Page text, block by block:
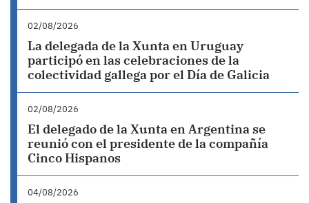
02/08/2026
La delegada de la Xunta en Uruguay
participó en las celebraciones de la
colectividad gallega por el Día de Galicia
02/08/2026
El delegado de la Xunta en Argentina se
reunió con el presidente de la compañía
Cinco Hispanos
04/08/2026